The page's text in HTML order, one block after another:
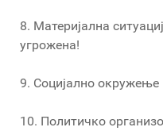
8. Материјална
угрожена!
9. Социјално окружење
10. Политичко